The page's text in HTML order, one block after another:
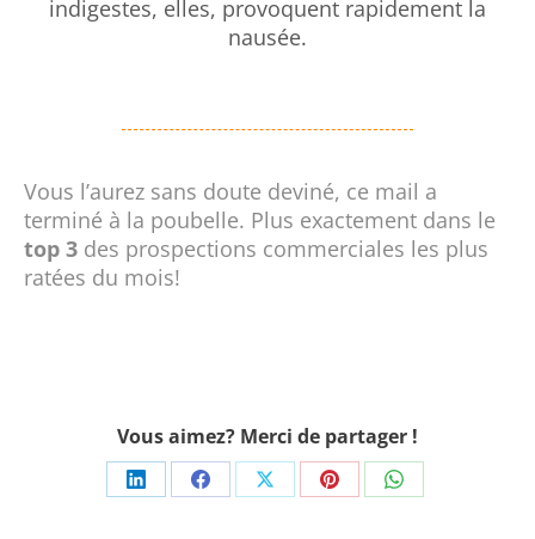
indigestes, elles, provoquent rapidement la
nausée.
Vous l’aurez sans doute deviné, ce mail a
terminé à la poubelle. Plus exactement dans le
top 3 des prospections commerciales les plus
ratées du mois!
Vous aimez? Merci de partager !
Share Share Share Share Share